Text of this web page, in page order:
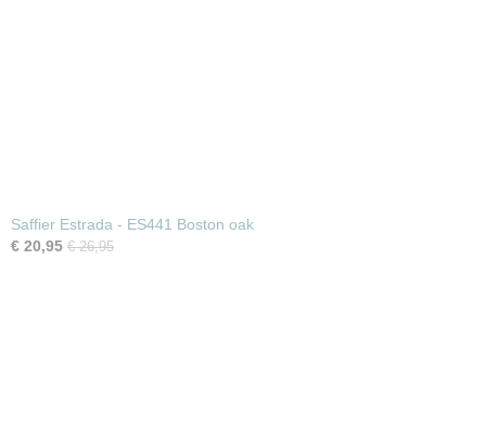
Saffier Estrada - ES441 Boston oak
€ 20,95 € 26,95